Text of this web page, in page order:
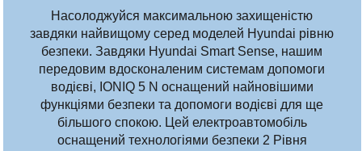
Насолоджуйся максимальною захищеністю
завдяки найвищому серед моделей Hyundai рівню
безпеки. Завдяки Hyundai Smart Sense, нашим
передовим вдосконаленим системам допомоги
водієві, IONIQ 5 N оснащений найновішими
функціями безпеки та допомоги водієві для ще
більшого спокою. Цей електроавтомобіль
оснащений технологіями безпеки 2 Рівня